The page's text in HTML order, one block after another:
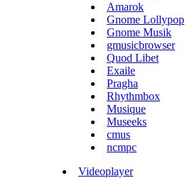
Amarok
Gnome Lollypop
Gnome Musik
gmusicbrowser
Quod Libet
Exaile
Pragha
Rhythmbox
Musique
Museeks
cmus
ncmpc
Videoplayer